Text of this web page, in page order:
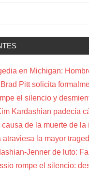
en Michigan:
Pitt solicita
el silencio y
Kardashian padecía
de la muerte de
atraviesa la mayor
Jenner de luto:
rompe el silencio: